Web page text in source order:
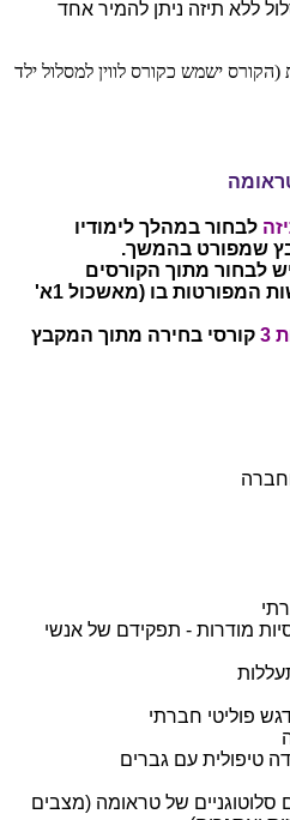
ללא תיזה ניתן להמיר אחד
(הקורס ישמש כקורס לווין למסלול ילד
לבחור במהלך לימודיו
שמפורט בהמשך.
לבחור מתוך הקורסים
המוצעים בידיעון ולפי הדרישות המפורטות בו (מאשכול 1א'
3
קורסי בחירה מתוך המקבץ
מודרות - תפקידם של אנשי
פוליטי חברתי
טיפולית עם גברים
סלוטוגניים של טראומה (מצבים